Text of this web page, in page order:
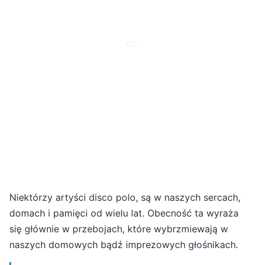
Niektórzy artyści disco polo, są w naszych sercach,
domach i pamięci od wielu lat. Obecność ta wyraża
się głównie w przebojach, które wybrzmiewają w
naszych domowych bądź imprezowych głośnikach.